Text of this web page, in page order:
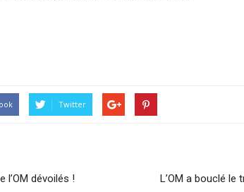
Twitter
l’OM dévoilés ! L’OM a bouclé le